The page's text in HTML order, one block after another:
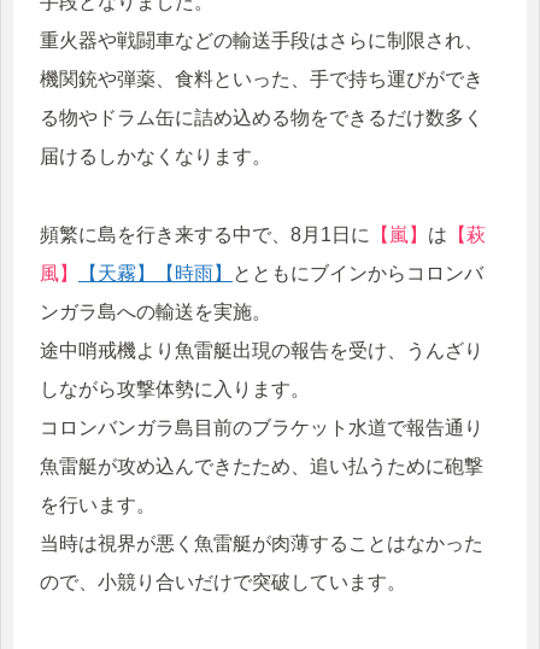
重火器や戦闘車などの輸送手段はさらに制限され、
機関銃や弾薬、食料といった、手で持ち運びができ
る物やドラム缶に詰め込める物をできるだけ数多く
届けるしかなくなります。
頻繁に島を行き来する中で、8月1日に 【嵐】 は 【萩
風】
【天霧】 【時雨】
とともにブインからコロンバ
ンガラ島への輸送を実施。
途中哨戒機より魚雷艇出現の報告を受け、うんざり
しながら攻撃体勢に入ります。
コロンバンガラ島目前のブラケット水道で報告通り
魚雷艇が攻め込んできたため、追い払うために砲撃
を行います。
当時は視界が悪く魚雷艇が肉薄することはなかった
ので、小競り合いだけで突破しています。